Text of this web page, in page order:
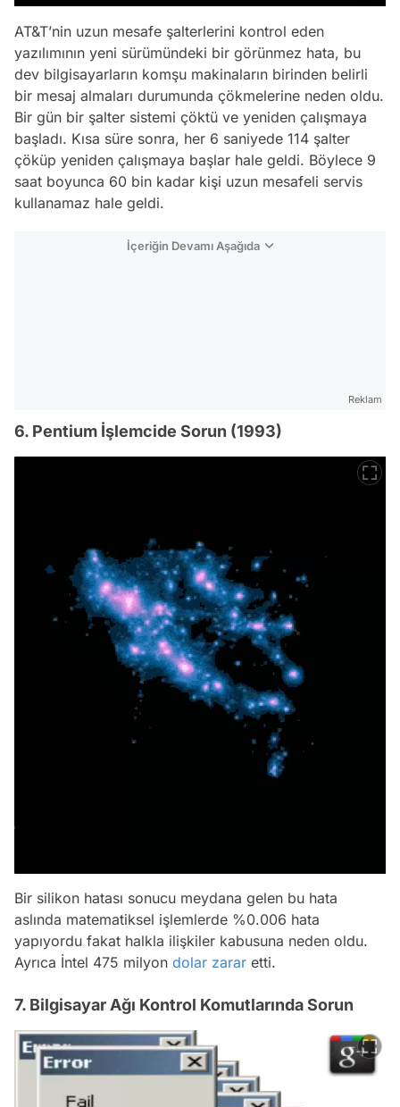
AT&T’nin uzun mesafe şalterlerini kontrol eden
yazılımının yeni sürümündeki bir görünmez hata, bu
dev bilgisayarların komşu makinaların birinden belirli
bir mesaj almaları durumunda çökmelerine neden oldu.
Bir gün bir şalter sistemi çöktü ve yeniden çalışmaya
başladı. Kısa süre sonra, her 6 saniyede 114 şalter
çöküp yeniden çalışmaya başlar hale geldi. Böylece 9
saat boyunca 60 bin kadar kişi uzun mesafeli servis
kullanamaz hale geldi.
İçeriğin Devamı Aşağıda
Reklam
6. Pentium İşlemcide Sorun (1993)
Bir silikon hatası sonucu meydana gelen bu hata
aslında matematiksel işlemlerde %0.006 hata
yapıyordu fakat halkla ilişkiler kabusuna neden oldu.
Ayrıca İntel 475 milyon dolar zarar etti.
7. Bilgisayar Ağı Kontrol Komutlarında Sorun